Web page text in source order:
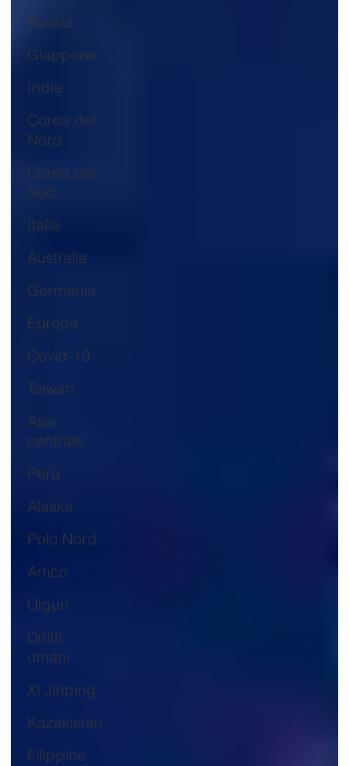
Russia
Giappone
India
Corea del
Nord
Corea del
Sud
Italia
Australia
Germania
Europa
Covid-19
Taiwan
Asia
centrale
Perù
Alaska
Polo Nord
Artico
Uiguri
Diritti
umani
Xi Jinping
Kazakistan
Filippine